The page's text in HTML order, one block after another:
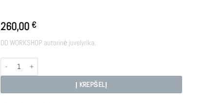
260,00 €
DD WORKSHOP autorinė juvelyrika.
produkto kiekis: MOON
Į KREPŠELĮ